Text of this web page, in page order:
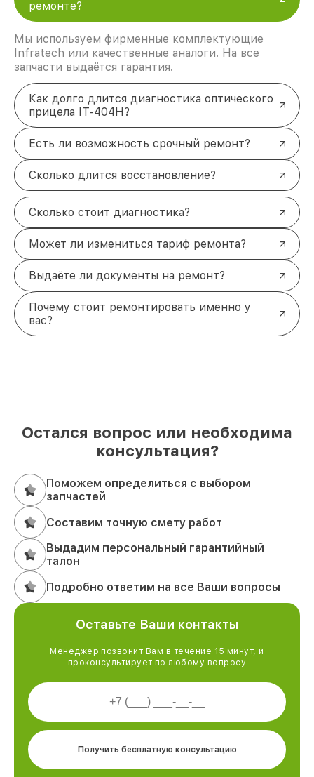
ремонте?
Мы используем фирменные комплектующие
Infratech или качественные аналоги. На все
запчасти выдаётся гарантия.
Как долго длится диагностика оптического
прицела IT-404H?
Есть ли возможность срочный ремонт?
Сколько длится восстановление?
Сколько стоит диагностика?
Может ли измениться тариф ремонта?
Выдаёте ли документы на ремонт?
Почему стоит ремонтировать именно у
вас?
Остался вопрос или необходима
консультация?
Поможем определиться с выбором
запчастей
Составим точную смету работ
Выдадим персональный гарантийный
талон
Подробно ответим на все Ваши вопросы
Оставьте Ваши контакты
Менеджер позвонит Вам в течение 15 минут, и
проконсультирует по любому вопросу
Получить бесплатную консультацию